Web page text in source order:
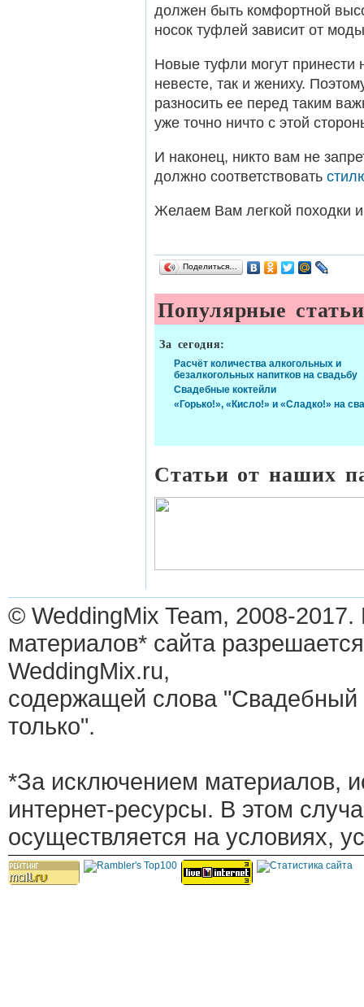
должен быть комфортной
носок туфлей зависит от
Новые туфли могут принести
невесте, так и жениху.
разносить ее перед таким
уже точно ничто с этой
И наконец, никто вам не
должно соответствовать
Желаем Вам легкой походки
Поделиться…
Популярные статьи
За сегодня:
Расчёт количества алкогольных и
безалкогольных напитков на свадьбу
Свадебные коктейли
«Горько!», «Кисло!» и «Сладко!» на
Статьи от наших
© WeddingMix Team, 2008-2017.
материалов* сайта
WeddingMix.ru,
содержащей слова
только".
*За исключением материалов,
интернет-ресурсы. В этом
осуществляется на условиях,